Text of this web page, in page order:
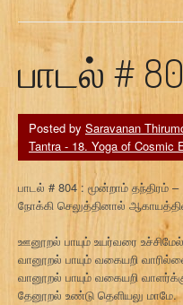
பாடல் #
Posted by Saravanan
Tantra - 18. Yoga of Cosmic
பாடல் # 804 : மூன்றாம் தந்திரம்
நோக்கி செலுத்தினால்
ஊனூறல் பாயும் உயர்வரை உச்சிமேல்
வானூறல் பாயும் வகையறி
வானூறல் பாயும் வகையறி
தேனூறல் உண்டு தெளியலு மாமே.